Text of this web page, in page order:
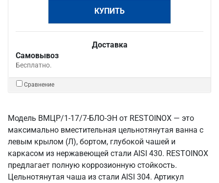
КУПИТЬ
Доставка
Самовывоз
Бесплатно.
Сравнение
Модель ВМЦР/1-17/7-БЛО-ЭН от RESTOINOX — это
максимально вместительная цельнотянутая ванна с
левым крылом (Л), бортом, глубокой чашей и
каркасом из нержавеющей стали AISI 430. RESTOINOX
предлагает полную коррозионную стойкость.
Цельнотянутая чаша из стали AISI 304. Артикул